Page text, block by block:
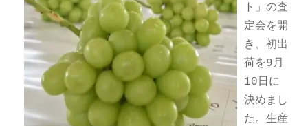
ト」の査
定会を開
き、初出
荷を9月
10日に
決めまし
た。生産